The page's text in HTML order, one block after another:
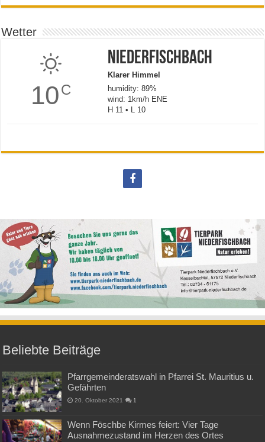
Wetter
10C
Niederfischbach
Klarer Himmel
humidity: 89%
wind: 1km/h ENE
H 11 • L 10
Beliebte Beiträge
Pfarrgemeinderatswahl in Pfarrei St. Mauritius u.
Gefährten
20. Oktober 2021 1
Wenn Föschbe Kirmes feiert: Vier Tage
Ausnahmezustand im Herzen des Ortes